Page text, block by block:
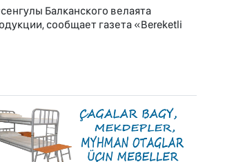
Балканского велаята
сообщает газета «Bereketli